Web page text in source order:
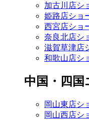
加古川店シ
姫路店ショ
西宮店ショ
奈良北店シ
滋賀草津店
和歌山店シ
中国・四国
岡山東店シ
岡山西店シ